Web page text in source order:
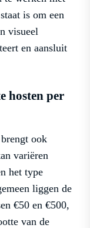
is om een
visueel
en aansluit
hosten per
ook
variëren
het type
liggen de
€50 en €500,
van de